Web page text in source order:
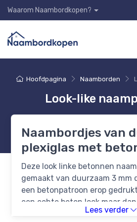
Waarom Naambordkopen?
Hoofdpagina Naamborden
Look-like
Naambordjes van
plexiglas met
Deze look linke betonnen
gemaakt van duurzaam 3 mm
een betonpatroon erop
een echte beton look maar
Eerst wordt het bord full
Lees verder